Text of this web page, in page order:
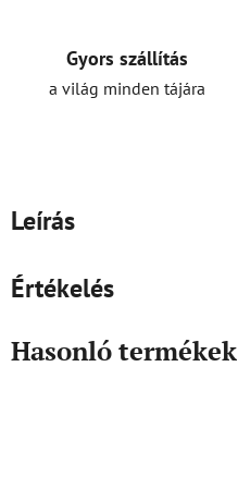
Gyors szállítás
a világ minden tájára
Leírás
Értékelés
Hasonló termékek